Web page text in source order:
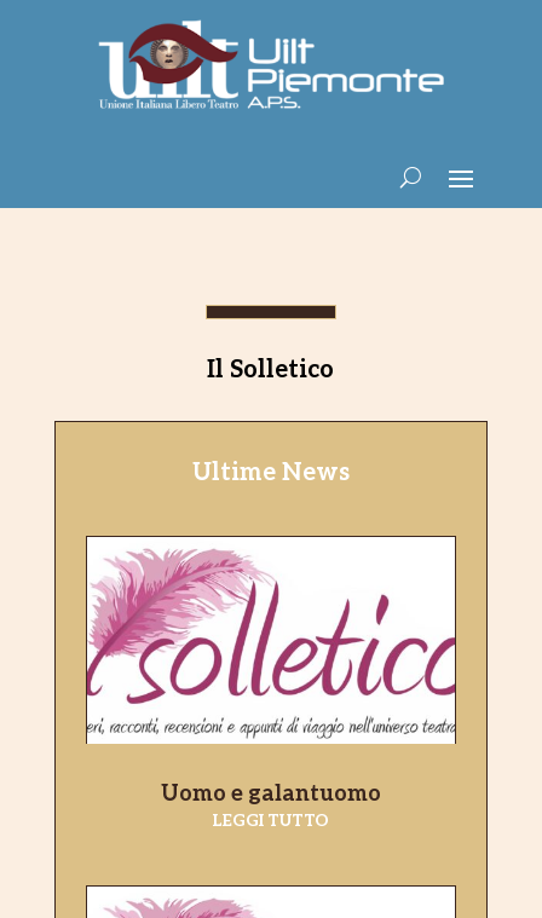
Il Solletico
Ultime News
Uomo e galantuomo
LEGGI TUTTO